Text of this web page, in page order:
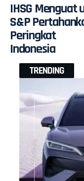
IHSG Menguat
S&P
Peringkat
Indonesia
TRENDING